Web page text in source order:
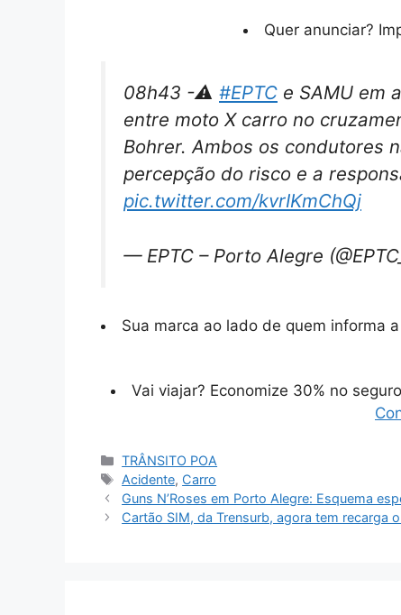
Quer anunciar?
08h43 -⚠️ #EPTC e SAMU em
entre moto X carro no
Bohrer. Ambos os condutores
percepção do risco e a
pic.twitter.com/kvrIKmChQj
— EPTC – Porto Alegre
Sua marca ao lado de quem informa
Vai viajar? Economize 30% no
Categorias
TRÂNSITO POA
Tags
Acidente, Carro
Guns N’Roses em Porto Alegre: Esquema
Cartão SIM, da Trensurb, agora tem recarga